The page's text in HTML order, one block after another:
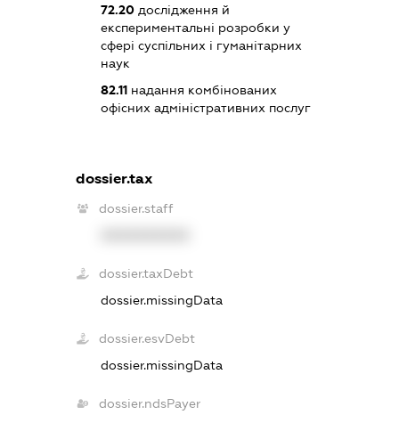
72.20дослідження й
експериментальні розробки у
сфері суспільних і гуманітарних
наук
82.11надання комбінованих
офісних адміністративних послуг
dossier.tax
dossier.staff
dossier.taxDebt
dossier.missingData
dossier.esvDebt
dossier.missingData
dossier.ndsPayer